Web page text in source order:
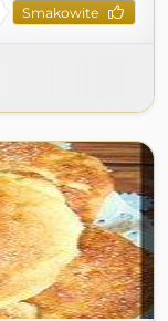
Smakowite